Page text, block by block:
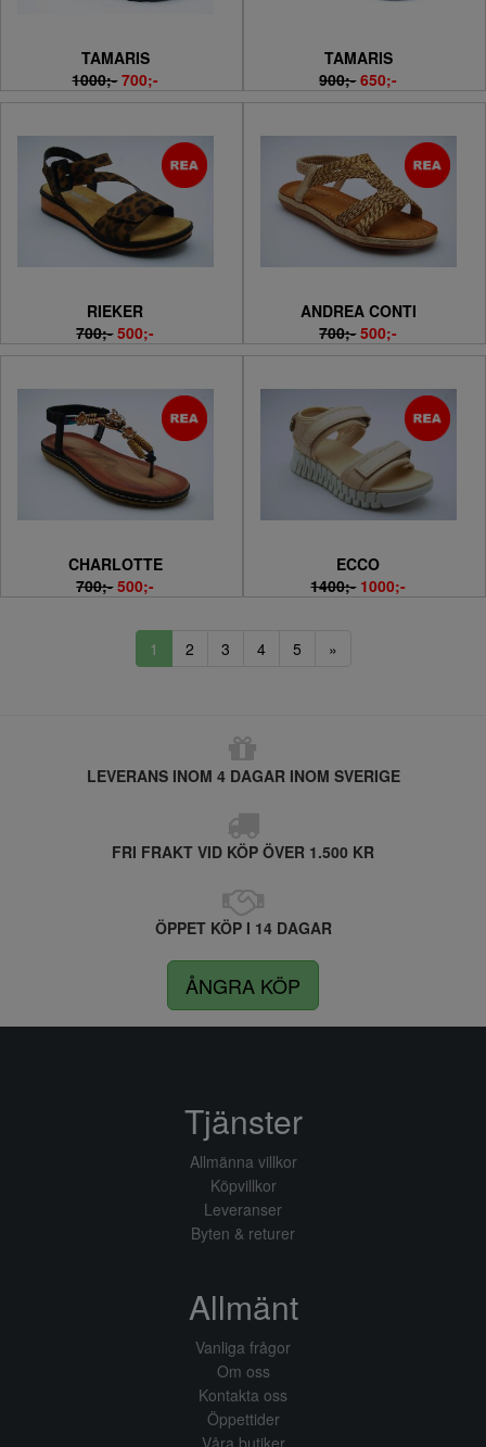
TAMARIS
1000;- 700;-
TAMARIS
900;- 650;-
RIEKER
700;- 500;-
ANDREA CONTI
700;- 500;-
CHARLOTTE
700;- 500;-
ECCO
1400;- 1000;-
1 2 3 4 5 »
LEVERANS INOM 4 DAGAR INOM SVERIGE
FRI FRAKT VID KÖP ÖVER 1.500 KR
ÖPPET KÖP I 14 DAGAR
ÅNGRA KÖP
Tjänster
Allmänna villkor
Köpvillkor
Leveranser
Byten & returer
Allmänt
Vanliga frågor
Om oss
Kontakta oss
Öppettider
Våra butiker